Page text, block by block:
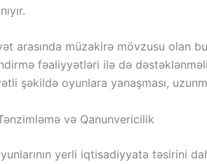
arasında müzakirə mövzusu olan
fəaliyyətləri ilə də
şəkildə oyunlara yanaşması,
və Qanunvericilik
yerli iqtisadiyyata təsirini